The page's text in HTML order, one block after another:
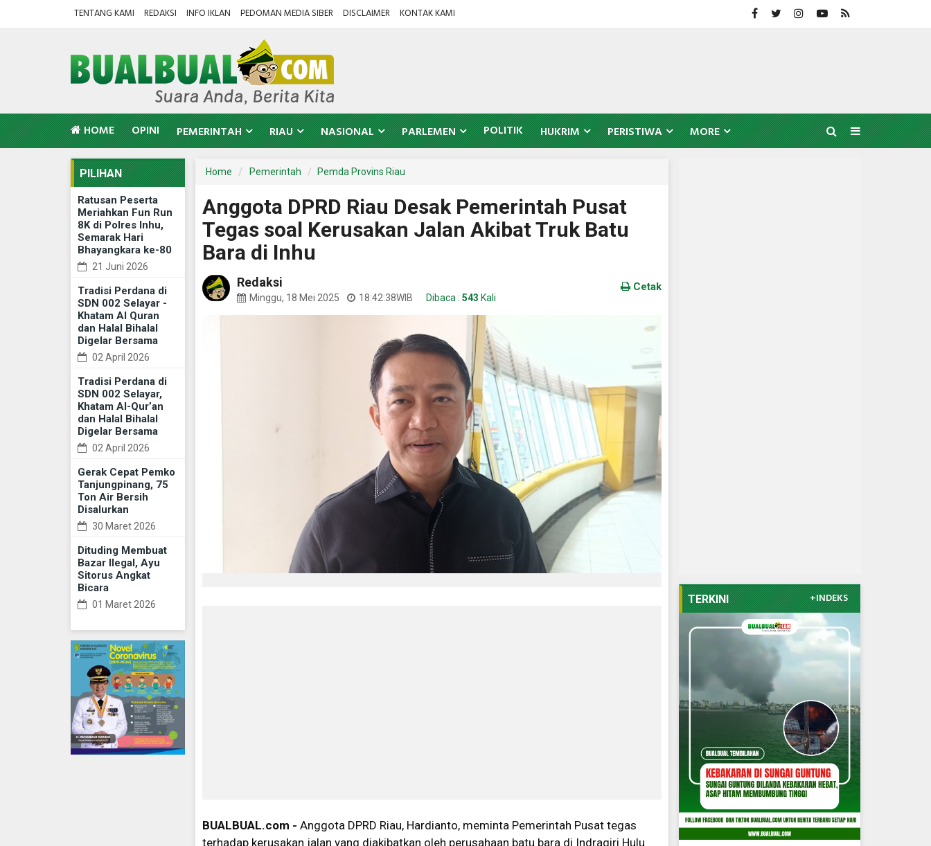
TENTANG KAMI REDAKSI INFO IKLAN PEDOMAN MEDIA SIBER DISCLAIMER KONTAK KAMI
HOME OPINI PEMERINTAH RIAU NASIONAL PARLEMEN POLITIK HUKRIM PERISTIWA MORE
PILIHAN
Ratusan Peserta
Meriahkan Fun Run
8K di Polres Inhu,
Semarak Hari
Bhayangkara ke-80
21 Juni 2026
Tradisi Perdana di
SDN 002 Selayar -
Khatam Al Quran
dan Halal Bihalal
Digelar Bersama
02 April 2026
Tradisi Perdana di
SDN 002 Selayar,
Khatam Al-Qur’an
dan Halal Bihalal
Digelar Bersama
02 April 2026
Gerak Cepat Pemko
Tanjungpinang, 75
Ton Air Bersih
Disalurkan
30 Maret 2026
Dituding Membuat
Bazar Ilegal, Ayu
Sitorus Angkat
Bicara
01 Maret 2026
Home Pemerintah Pemda Provins Riau
Anggota DPRD Riau Desak Pemerintah Pusat
Tegas soal Kerusakan Jalan Akibat Truk Batu
Bara di Inhu
Redaksi
Minggu, 18 Mei 2025 18:42:38WIB Dibaca : 543 Kali
Cetak
BUALBUAL.com - Anggota DPRD Riau, Hardianto, meminta Pemerintah Pusat tegas
terhadap kerusakan jalan yang diakibatkan oleh perusahaan batu bara di Indragiri Hulu
TERKINI +INDEKS